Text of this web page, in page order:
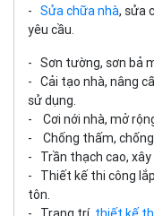
- Sửa chữa nhà, sửa
yêu cầu.
- Sơn tường, sơn bả
- Cải tạo nhà, nâng
sử dụng.
- Cơi nới nhà, mở
- Chống thấm,
- Trần thạch cao,
- Thiết kế thi công
tôn.